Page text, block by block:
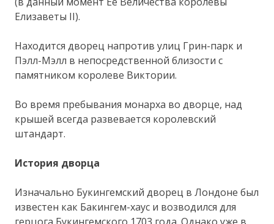
Елизаветы II).
Находится дворец напротив улиц Грин-парк и
Пэлл-Мэлл в непосредственной близости с
памятником королеве Виктории.
Во время пребывания монарха во дворце, над
крышей всегда развевается королевский
штандарт.
История дворца
Изначально Букингемский дворец в Лондоне был
известен как Бакингем-хаус и возводился для